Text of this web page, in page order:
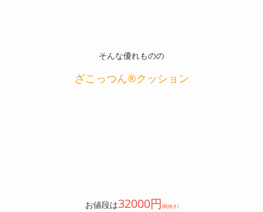
そんな優れものの
ざこっつん®︎クッション
お値段は32000円(税抜き)